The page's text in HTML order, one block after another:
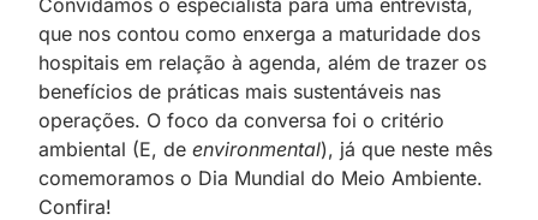
que nos contou como enxerga a maturidade dos
hospitais em relação à agenda, além de trazer os
benefícios de práticas mais sustentáveis nas
operações. O foco da conversa foi o critério
ambiental (E, de environmental), já que neste mês
comemoramos o Dia Mundial do Meio Ambiente.
Confira!